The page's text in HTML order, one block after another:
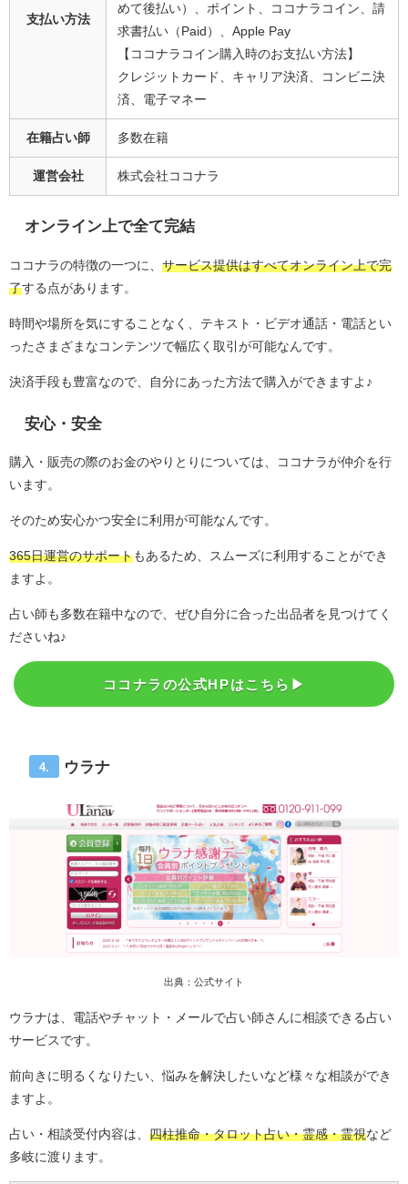
支払い方法
めて後払い）、ポイント、ココナラコイン、請
求書払い（Paid）、Apple Pay
【ココナラコイン購入時のお支払い方法】
クレジットカード、キャリア決済、コンビニ決
済、電子マネー
在籍占い師 多数在籍
運営会社 株式会社ココナラ
オンライン上で全て完結
ココナラの特徴の一つに、 サービス提供はすべてオンライン上で完
了する点があります。
時間や場所を気にすることなく、テキスト・ビデオ通話・電話とい
ったさまざまなコンテンツで幅広く取引が可能なんです。
決済手段も豊富なので、自分にあった方法で購入ができますよ♪
安心・安全
購入・販売の際のお金のやりとりについては、ココナラが仲介を行
います。
そのため安心かつ安全に利用が可能なんです。
365日運営のサポートもあるため、スムーズに利用することができ
ますよ。
占い師も多数在籍中なので、ぜひ自分に合った出品者を見つけてく
ださいね♪
ココナラの公式HPはこちら▶︎
4. ウラナ
出典：公式サイト
ウラナは、電話やチャット・メールで占い師さんに相談できる占い
サービスです。
前向きに明るくなりたい、悩みを解決したいなど様々な相談ができ
ますよ。
占い・相談受付内容は、 四柱推命・タロット占い・霊感・霊視など
多岐に渡ります。